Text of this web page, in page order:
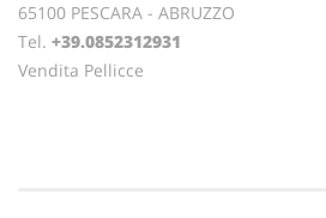
65100 PESCARA - ABRUZZO
Tel. +39.0852312931
Vendita Pellicce